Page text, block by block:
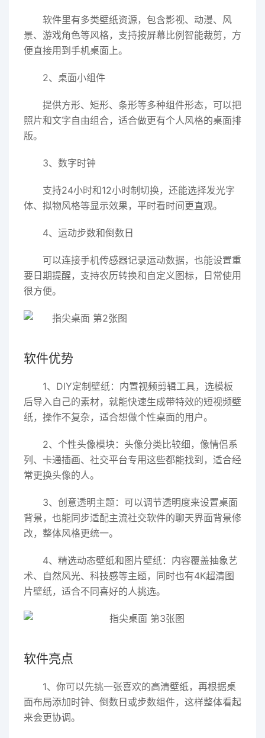
软件里有多类壁纸资源，包含影视、动漫、风
景、游戏角色等风格，支持按屏幕比例智能裁剪，方
便直接用到手机桌面上。
2、桌面小组件
提供方形、矩形、条形等多种组件形态，可以把
照片和文字自由组合，适合做更有个人风格的桌面排
版。
3、数字时钟
支持24小时和12小时制切换，还能选择发光字
体、拟物风格等显示效果，平时看时间更直观。
4、运动步数和倒数日
可以连接手机传感器记录运动数据，也能设置重
要日期提醒，支持农历转换和自定义图标，日常使用
很方便。
软件优势
1、DIY定制壁纸：内置视频剪辑工具，选模板
后导入自己的素材，就能快速生成带特效的短视频壁
纸，操作不复杂，适合想做个性桌面的用户。
2、个性头像模块：头像分类比较细，像情侣系
列、卡通插画、社交平台专用这些都能找到，适合经
常更换头像的人。
3、创意透明主题：可以调节透明度来设置桌面
背景，也能同步适配主流社交软件的聊天界面背景修
改，整体风格更统一。
4、精选动态壁纸和图片壁纸：内容覆盖抽象艺
术、自然风光、科技感等主题，同时也有4K超清图
片壁纸，适合不同喜好的人挑选。
软件亮点
1、你可以先挑一张喜欢的高清壁纸，再根据桌
面布局添加时钟、倒数日或步数组件，这样整体看起
来会更协调。